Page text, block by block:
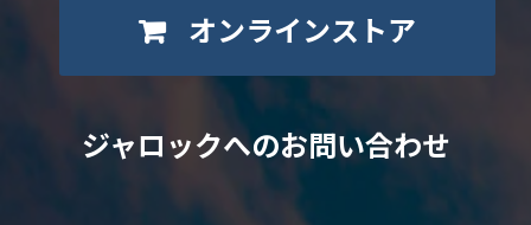
オンラインストア
ジャロックへのお問い合わせ